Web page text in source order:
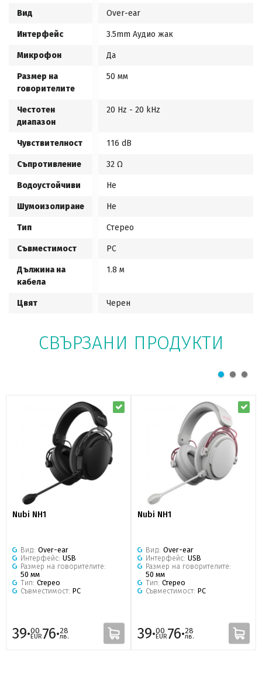
Вид Over-ear
Интерфейс 3.5mm Аудио жак
Микрофон Да
Размер на
говорителите
50 мм
Честотен
диапазон
20 Hz - 20 kHz
Чувствителност 116 dB
Съпротивление 32 Ω
Водоустойчиви Не
Шумоизолиране Не
Тип Стерео
Съвместимост PC
Дължина на
кабела
1.8 м
Цвят Черен
СВЪРЗАНИ ПРОДУКТИ
Nubi NH1
Вид: Over-ear
Интерфейс: USB
Размер на говорителите:
50 мм
Тип: Стерео
Съвместимост: PC
39·00
EUR76·28
лв.
Nubi NH1
Вид: Over-ear
Интерфейс: USB
Размер на говорителите:
50 мм
Тип: Стерео
Съвместимост: PC
39·00
EUR76·28
лв.